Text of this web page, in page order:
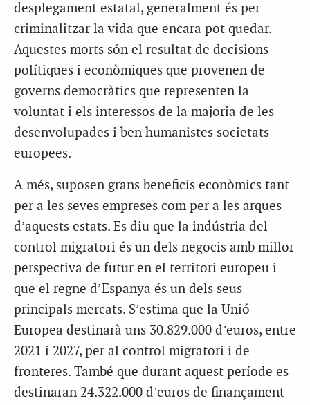
desplegament estatal, generalment és per
criminalitzar la vida que encara pot quedar.
Aquestes morts són el resultat de decisions
polítiques i econòmiques que provenen de
governs democràtics que representen la
voluntat i els interessos de la majoria de les
desenvolupades i ben humanistes societats
europees.
A més, suposen grans beneficis econòmics tant
per a les seves empreses com per a les arques
d’aquests estats. Es diu que la indústria del
control migratori és un dels negocis amb millor
perspectiva de futur en el territori europeu i
que el regne d’Espanya és un dels seus
principals mercats. S’estima que la Unió
Europea destinarà uns 30.829.000 d’euros, entre
2021 i 2027, per al control migratori i de
fronteres. També que durant aquest període es
destinaran 24.322.000 d’euros de finançament